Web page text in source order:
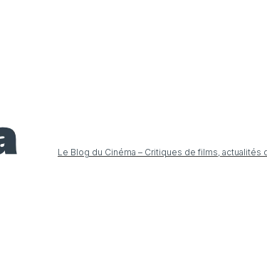
Le Blog du Cinéma – Critiques de films, actualités